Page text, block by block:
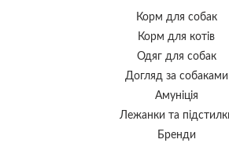
Корм для собак
Корм для котів
Одяг для собак
Догляд за собаками
Амуніція
Лежанки та
Бренди